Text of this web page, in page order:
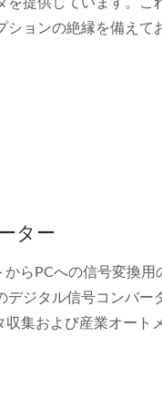
を提供しています。こ
ションの絶縁を備えて
ター
からPCへの信号変換
デジタル信号コンバー
収集および産業オート